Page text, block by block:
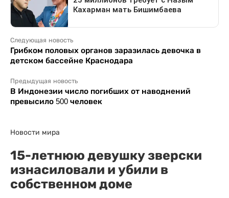
Следующая новость
Грибком половых органов заразилась девочка в
детском бассейне Краснодара
Предыдущая новость
В Индонезии число погибших от наводнений
превысило 500 человек
Новости мира
15-летнюю девушку зверски
изнасиловали и убили в
собственном доме